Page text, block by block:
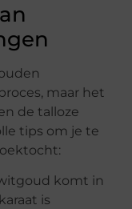
maar het
de talloze
tips om je te
komt in
is